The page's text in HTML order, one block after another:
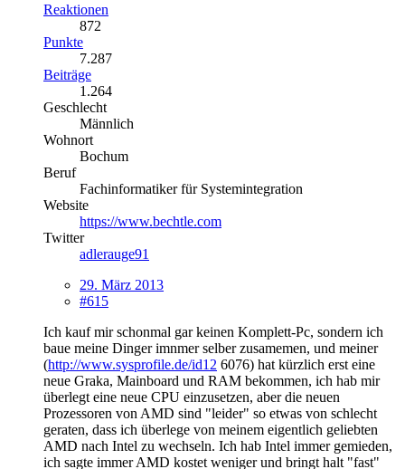
Reaktionen
872
Punkte
7.287
Beiträge
1.264
Geschlecht
Männlich
Wohnort
Bochum
Beruf
Fachinformatiker für Systemintegration
Website
https://www.bechtle.com
Twitter
adlerauge91
29. März 2013
#615
Ich kauf mir schonmal gar keinen Komplett-Pc, sondern ich
baue meine Dinger imnmer selber zusamemen, und meiner
(http://www.sysprofile.de/id12 6076) hat kürzlich erst eine
neue Graka, Mainboard und RAM bekommen, ich hab mir
überlegt eine neue CPU einzusetzen, aber die neuen
Prozessoren von AMD sind "leider" so etwas von schlecht
geraten, dass ich überlege von meinem eigentlich geliebten
AMD nach Intel zu wechseln. Ich hab Intel immer gemieden,
ich sagte immer AMD kostet weniger und bringt halt "fast"